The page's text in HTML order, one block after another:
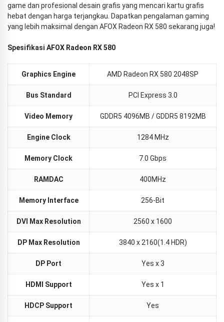
game dan profesional desain grafis yang mencari kartu grafis
hebat dengan harga terjangkau. Dapatkan pengalaman gaming
yang lebih maksimal dengan AFOX Radeon RX 580 sekarang juga!
Spesifikasi AFOX Radeon RX 580
Graphics Engine AMD Radeon RX 580 2048SP
Bus Standard PCI Express 3.0
Video Memory GDDR5 4096MB / GDDR5 8192MB
Engine Clock 1284 MHz
Memory Clock 7.0 Gbps
RAMDAC 400MHz
Memory Interface 256-Bit
DVI Max Resolution 2560 x 1600
DP Max Resolution 3840 x 2160(1.4 HDR)
DP Port Yes x 3
HDMI Support Yes x 1
HDCP Support Yes